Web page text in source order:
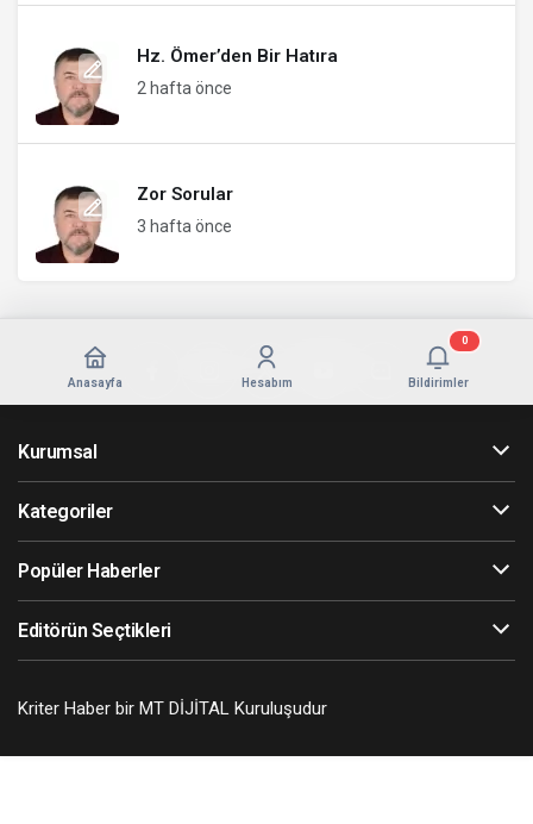
Hz. Ömer’den Bir Hatıra
2 hafta önce
Zor Sorular
3 hafta önce
Anasayfa Hesabım Bildirimler
0
Kurumsal
Kategoriler
Popüler Haberler
Editörün Seçtikleri
Kriter Haber bir MT DİJİTAL Kuruluşudur